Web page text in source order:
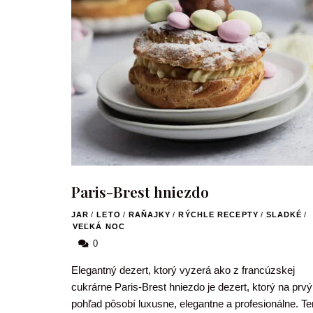
Paris-Brest hniezdo
JAR / LETO / RAŇAJKY / RÝCHLE RECEPTY / SLADKÉ /
VEĽKÁ NOC
0
Elegantný dezert, ktorý vyzerá ako z francúzskej
cukrárne Paris-Brest hniezdo je dezert, ktorý na prvý
pohľad pôsobí luxusne, elegantne a profesionálne.